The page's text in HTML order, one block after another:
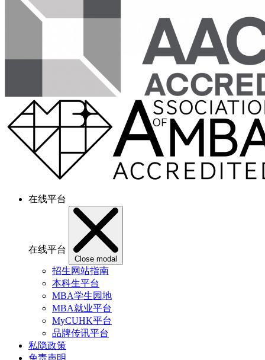
在线平台
在线平台
Close modal
招生网站指南
本科生平台
MBA学生园地
MBA就业平台
MyCUHK平台
品牌传讯平台
私隐政策
免责声明